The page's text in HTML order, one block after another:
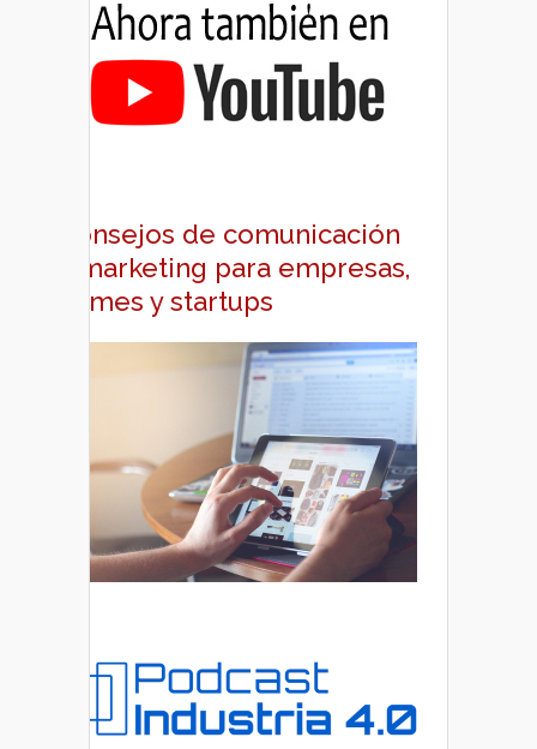
Consejos de comunicación
y marketing para empresas,
pymes y startups